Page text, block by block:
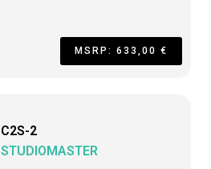
MSRP: 633,00 €
C2S-2
STUDIOMASTER